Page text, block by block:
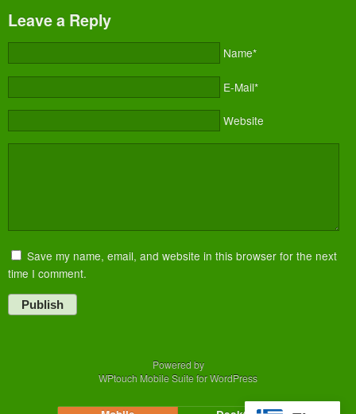
Leave a Reply
Name*
E-Mail*
Website
Save my name, email, and website in this browser for the next
time I comment.
Publish
Powered by
WPtouch Mobile Suite for WordPress